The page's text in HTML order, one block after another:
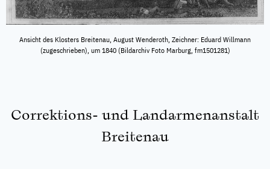
Ansicht des Klosters Breitenau, August Wenderoth, Zeichner: Eduard Willmann
(zugeschrieben), um 1840 (Bildarchiv Foto Marburg, fm1501281)
Correktions- und Landarmenanstalt
Breitenau